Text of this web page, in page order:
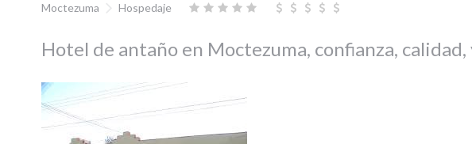
Moctezuma Hospedaje
Hotel de antaño en Moctezuma, confianza,